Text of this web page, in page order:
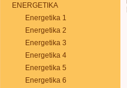
ENERGETIKA
Energetika 1
Energetika 2
Energetika 3
Energetika 4
Energetika 5
Energetika 6